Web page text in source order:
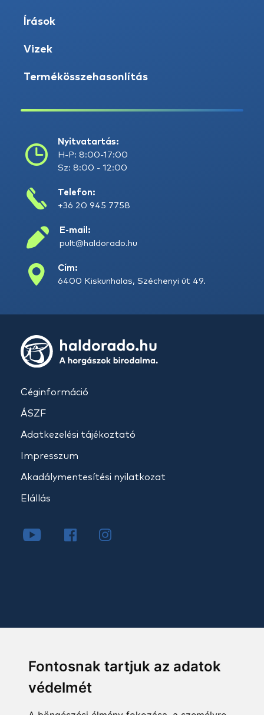
Fontosnak tartjuk az adatok
védelmét
Írások
Vizek
Termékösszehasonlítás
Nyitvatartás:
H-P: 8:00-17:00
Sz: 8:00 - 12:00
Telefon:
+36 20 945 7758
E-mail:
pult@haldorado.hu
Cím:
6400 Kiskunhalas, Széchenyi út 49.
Céginformáció
ÁSZF
Adatkezelési tájékoztató
Impresszum
Akadálymentesítési nyilatkozat
Elállás